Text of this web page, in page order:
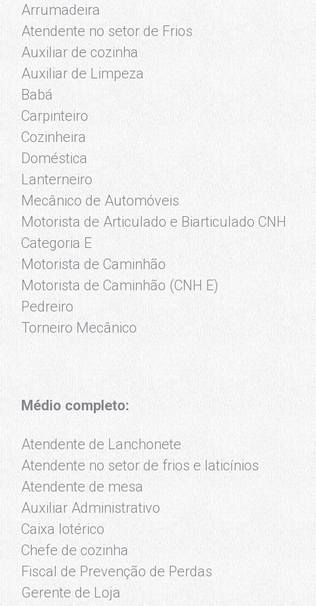
Arrumadeira
Atendente no setor de Frios
Auxiliar de cozinha
Auxiliar de Limpeza
Babá
Carpinteiro
Cozinheira
Doméstica
Lanterneiro
Mecânico de Automóveis
Motorista de Articulado e Biarticulado CNH
Categoria E
Motorista de Caminhão
Motorista de Caminhão (CNH E)
Pedreiro
Torneiro Mecânico
Médio completo:
Atendente de Lanchonete
Atendente no setor de frios e laticínios
Atendente de mesa
Auxiliar Administrativo
Caixa lotérico
Chefe de cozinha
Fiscal de Prevenção de Perdas
Gerente de Loja